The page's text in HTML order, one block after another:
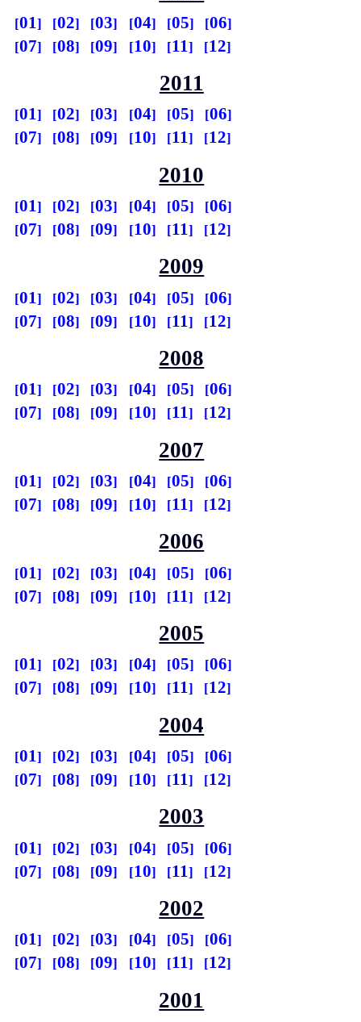
01 02 03 04 05
06
07
08 09 10 11 12
2011
01 02 03 04 05
06
07
08 09 10 11 12
2010
01 02 03 04 05
06
07
08 09 10 11 12
2009
01 02 03 04 05
06
07
08 09 10 11 12
2008
01 02 03 04 05
06
07
08 09 10 11 12
2007
01 02 03 04 05
06
07
08 09 10 11 12
2006
01 02 03 04 05
06
07
08 09 10 11 12
2005
01 02 03 04 05
06
07
08 09 10 11 12
2004
01 02 03 04 05
06
07
08 09 10 11 12
2003
01 02 03 04 05
06
07
08 09 10 11 12
2002
01 02 03 04 05
06
07
08 09 10 11 12
2001